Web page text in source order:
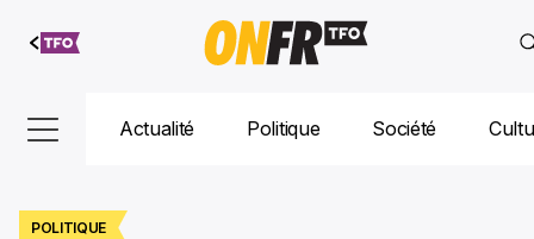
Aller au
contenu
Actualité Politique Société
POLITIQUE